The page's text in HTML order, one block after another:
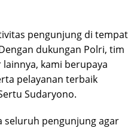
pengunjung di tempat
dukungan Polri, tim
kami berupaya
pelayanan terbaik
Sudaryono.
seluruh pengunjung agar